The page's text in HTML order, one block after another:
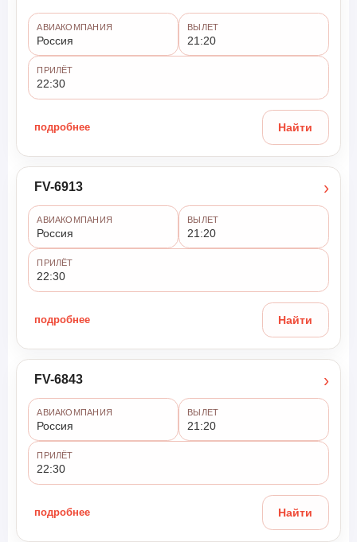
АВИАКОМПАНИЯ
Россия
ВЫЛЕТ
21:20
ПРИЛЁТ
22:30
подробнее Найти
FV-6913 ›
АВИАКОМПАНИЯ
Россия
ВЫЛЕТ
21:20
ПРИЛЁТ
22:30
подробнее Найти
FV-6843 ›
АВИАКОМПАНИЯ
Россия
ВЫЛЕТ
21:20
ПРИЛЁТ
22:30
подробнее Найти